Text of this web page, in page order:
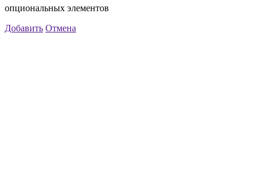
опциональных элементов
Добавить Отмена